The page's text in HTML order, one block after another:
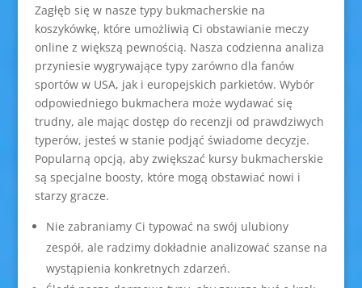
Zagłęb się w nasze typy bukmacherskie na
koszykówkę, które umożliwią Ci obstawianie meczy
online z większą pewnością. Nasza codzienna analiza
przyniesie wygrywające typy zarówno dla fanów
sportów w USA, jak i europejskich parkietów. Wybór
odpowiedniego bukmachera może wydawać się
trudny, ale mając dostęp do recenzji od prawdziwych
typerów, jesteś w stanie podjąć świadome decyzje.
Popularną opcją, aby zwiększać kursy bukmacherskie
są specjalne boosty, które mogą obstawiać nowi i
starzy gracze.
Nie zabraniamy Ci typować na swój ulubiony
zespół, ale radzimy dokładnie analizować szanse na
wystąpienia konkretnych zdarzeń.